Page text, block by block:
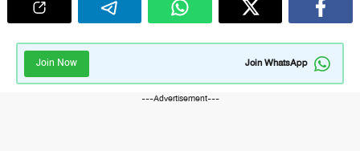
Join WhatsApp
Join Now
---Advertisement---